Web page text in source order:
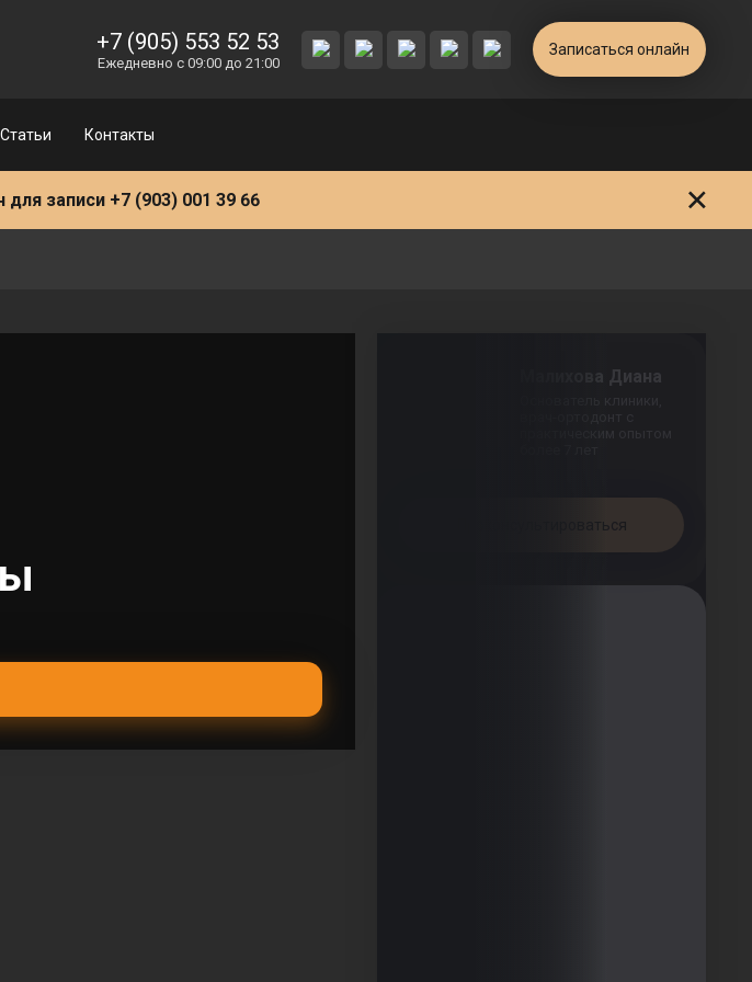
Статьи Контакты
Ежедневно с 09:00 до 21:00
+7 (905) 553 52 53
Ежедневно с 09:00 до 21:00
Записаться онлайн
Статьи Контакты
записи +7 (903) 001 39 66
Малихова Диана
Проконсультироваться